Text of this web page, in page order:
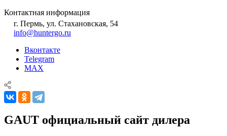
Контактная информация
г. Пермь, ул. Стахановская, 54
info@huntergo.ru
Вконтакте
Telegram
MAX
GAUT официальный сайт дилера